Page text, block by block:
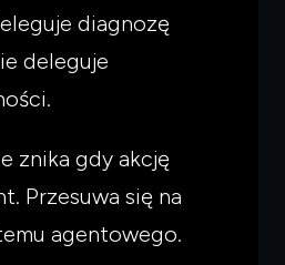
diagnozę
deleguje
znika gdy akcję
Przesuwa się na
agentowego.